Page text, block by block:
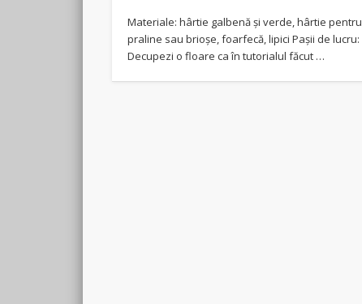
Materiale: hârtie galbenă și verde, hârtie pentru
praline sau brioșe, foarfecă, lipici Pașii de lucru:
Decupezi o floare ca în tutorialul făcut …